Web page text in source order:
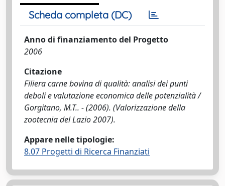
Scheda completa (DC)
Anno di finanziamento del Progetto
2006
Citazione
Filiera carne bovina di qualità: analisi dei punti
deboli e valutazione economica delle potenzialità /
Gorgitano, M.T.. - (2006). (Valorizzazione della
zootecnia del Lazio 2007).
Appare nelle tipologie:
8.07 Progetti di Ricerca Finanziati